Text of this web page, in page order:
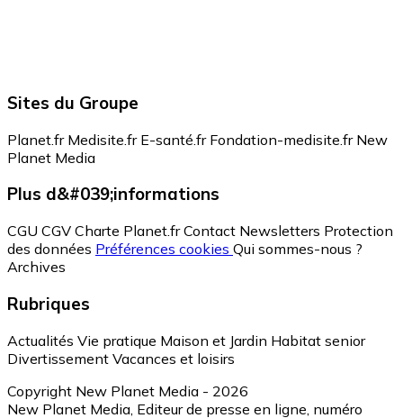
Sites du Groupe
Planet.fr Medisite.fr E-santé.fr Fondation-medisite.fr New
Planet Media
Plus d&#039;informations
CGU CGV Charte Planet.fr Contact Newsletters Protection
des données Préférences cookies Qui sommes-nous ?
Archives
Rubriques
Actualités Vie pratique Maison et Jardin Habitat senior
Divertissement Vacances et loisirs
Copyright New Planet Media - 2026
New Planet Media, Editeur de presse en ligne, numéro